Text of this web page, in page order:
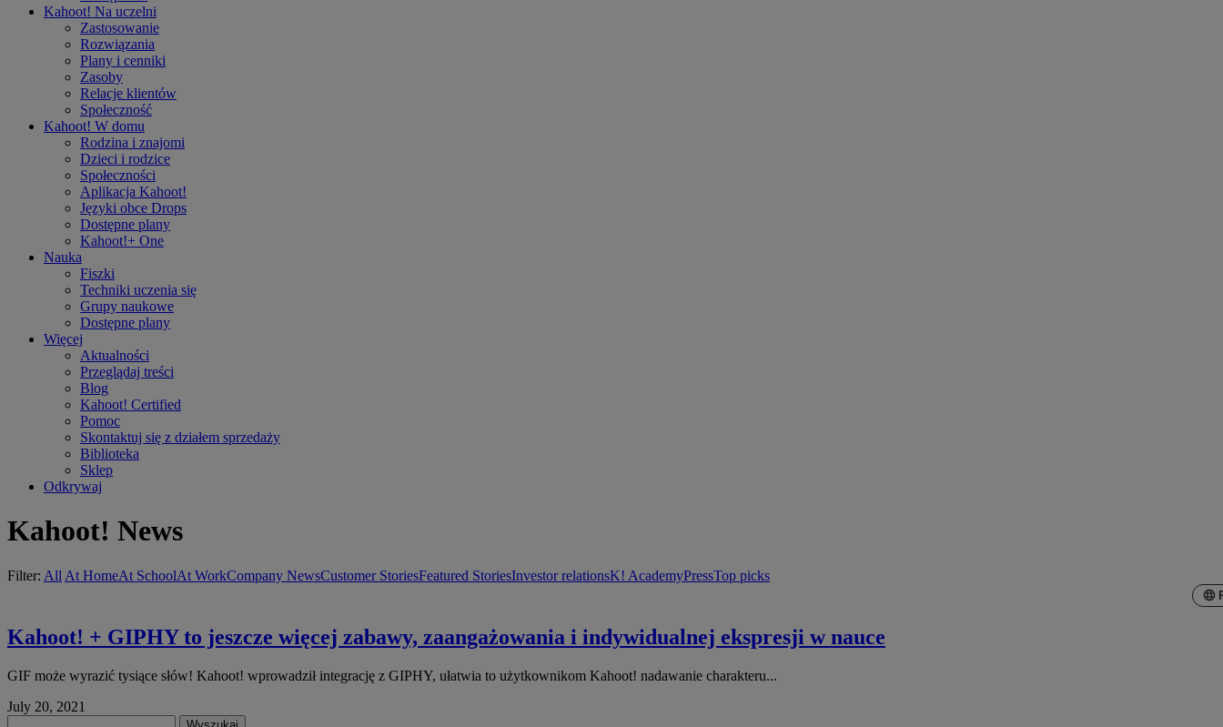
Kahoot! Na uczelni
Zastosowanie
Rozwiązania
Plany i cenniki
Zasoby
Relacje klientów
Społeczność
Kahoot! W domu
Rodzina i znajomi
Dzieci i rodzice
Społeczności
Aplikacja Kahoot!
Języki obce Drops
Dostępne plany
Kahoot!+ One
Nauka
Fiszki
Techniki uczenia się
Grupy naukowe
Dostępne plany
Więcej
Aktualności
Przeglądaj treści
Blog
Kahoot! Certified
Pomoc
Skontaktuj się z działem sprzedaży
Biblioteka
Sklep
Odkrywaj
Kahoot! News
Filter: All At HomeAt SchoolAt WorkCompany NewsCustomer StoriesFeatured StoriesInvestor relationsK! AcademyPressTop picks
Kahoot! + GIPHY to jeszcze więcej zabawy, zaangażowania i indywidualnej ekspresji w nauce
GIF może wyrazić tysiące słów! Kahoot! wprowadził integrację z GIPHY, ułatwia to użytkownikom Kahoot! nadawanie charakteru...
July 20, 2021